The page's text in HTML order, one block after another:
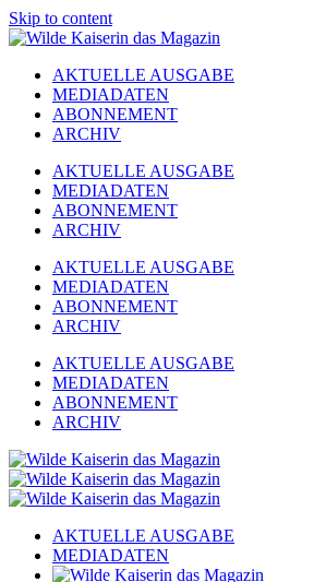
Skip to content
AKTUELLE AUSGABE
MEDIADATEN
ABONNEMENT
ARCHIV
AKTUELLE AUSGABE
MEDIADATEN
ABONNEMENT
ARCHIV
AKTUELLE AUSGABE
MEDIADATEN
ABONNEMENT
ARCHIV
AKTUELLE AUSGABE
MEDIADATEN
ABONNEMENT
ARCHIV
AKTUELLE AUSGABE
MEDIADATEN